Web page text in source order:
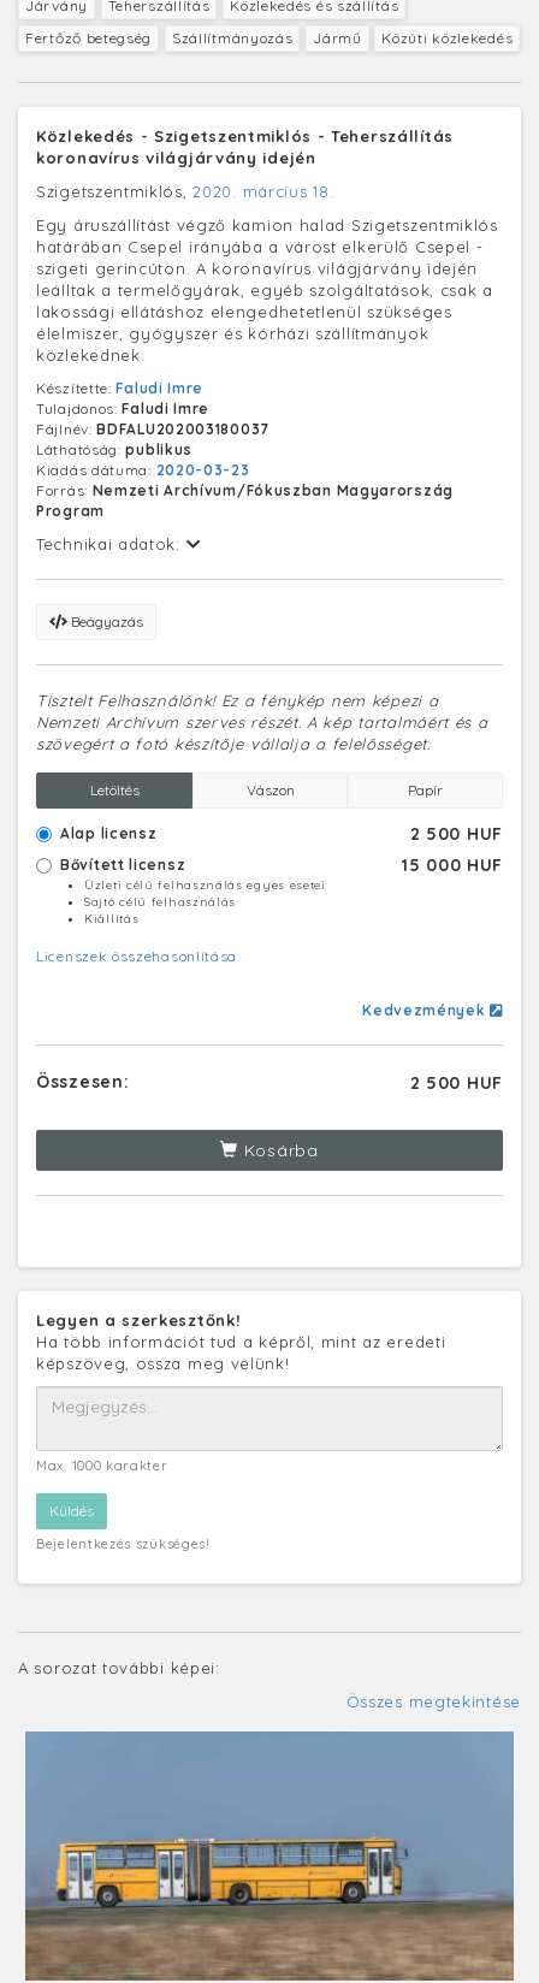
Járvány Teherszállítás
Közlekedés és szállítás
Fertőző betegség
Szállítmányozás Jármű Közúti közlekedés
Közlekedés - Szigetszentmiklós - Teherszállítás
koronavírus világjárvány idején
Szigetszentmiklós,2020. március 18.
Egy áruszállítást végző kamion halad Szigetszentmiklós
határában Csepel irányába a várost elkerülő Csepel -
szigeti gerincúton. A koronavírus világjárvány idején
leálltak a termelőgyárak, egyéb szolgáltatások, csak a
lakossági ellátáshoz elengedhetetlenül szükséges
élelmiszer, gyógyszer és kórházi szállítmányok
közlekednek.
Készítette:Faludi Imre
Tulajdonos:Faludi Imre
Fájlnév:BDFALU202003180037
Láthatóság:publikus
Kiadás dátuma: 2020-03-23
Forrás: Nemzeti Archívum/Fókuszban Magyarország
Program
Technikai adatok:
Beágyazás
Tisztelt Felhasználónk! Ez a fénykép nem képezi a
Nemzeti Archívum szerves részét. A kép tartalmáért és a
szövegért a fotó készítője vállalja a felelősséget.
Letöltés Vászon Papír
Alap licensz 2 500 HUF
Bővített licensz 15 000 HUF
Üzleti célú felhasználás egyes esetei
Sajtó célú felhasználás
Kiállítás
Licenszek összehasonlítása
Kedvezmények
Összesen: 2 500 HUF
Kosárba
Legyen a szerkesztőnk!
Ha több információt tud a képről, mint az eredeti
képszöveg, ossza meg velünk!
Max. 1000 karakter
Bejelentkezés szükséges!
A sorozat további képei:
Összes megtekintése